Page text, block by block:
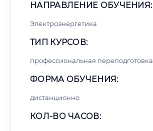
НАПРАВЛЕНИЕ ОБУЧЕНИЯ:
Электроэнергетика
ТИП КУРСОВ:
профессиональная переподготовка
ФОРМА ОБУЧЕНИЯ:
дистанционно
КОЛ-ВО ЧАСОВ: